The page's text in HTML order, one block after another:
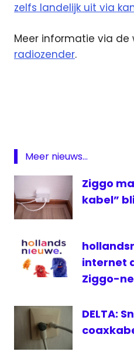
zelfs landelijk uit via
Meer informatie via de
radiozender.
Odido
Meer nieuws...
Ziggo
kabel”
internet
Ziggo-
DELTA: